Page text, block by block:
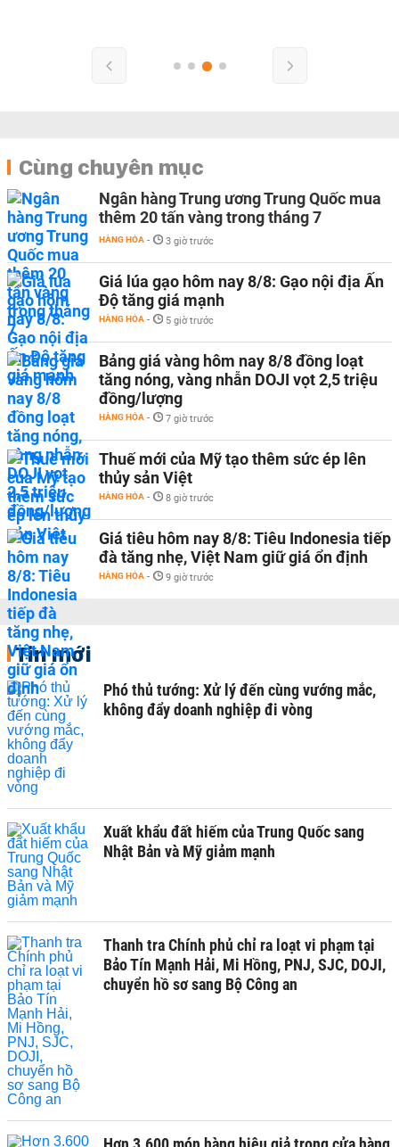
Cùng chuyên mục
Ngân hàng Trung ương Trung Quốc mua
thêm 20 tấn vàng trong tháng 7
HÀNG HÓA - 3 giờ trước
Giá lúa gạo hôm nay 8/8: Gạo nội địa Ấn
Độ tăng giá mạnh
HÀNG HÓA - 5 giờ trước
Bảng giá vàng hôm nay 8/8 đồng loạt
tăng nóng, vàng nhẫn DOJI vọt 2,5 triệu
đồng/lượng
HÀNG HÓA - 7 giờ trước
Thuế mới của Mỹ tạo thêm sức ép lên
thủy sản Việt
HÀNG HÓA - 8 giờ trước
Giá tiêu hôm nay 8/8: Tiêu Indonesia tiếp
đà tăng nhẹ, Việt Nam giữ giá ổn định
HÀNG HÓA - 9 giờ trước
Tin mới
Phó thủ tướng: Xử lý đến cùng vướng mắc,
không đẩy doanh nghiệp đi vòng
Xuất khẩu đất hiếm của Trung Quốc sang
Nhật Bản và Mỹ giảm mạnh
Thanh tra Chính phủ chỉ ra loạt vi phạm tại
Bảo Tín Mạnh Hải, Mi Hồng, PNJ, SJC, DOJI,
chuyển hồ sơ sang Bộ Công an